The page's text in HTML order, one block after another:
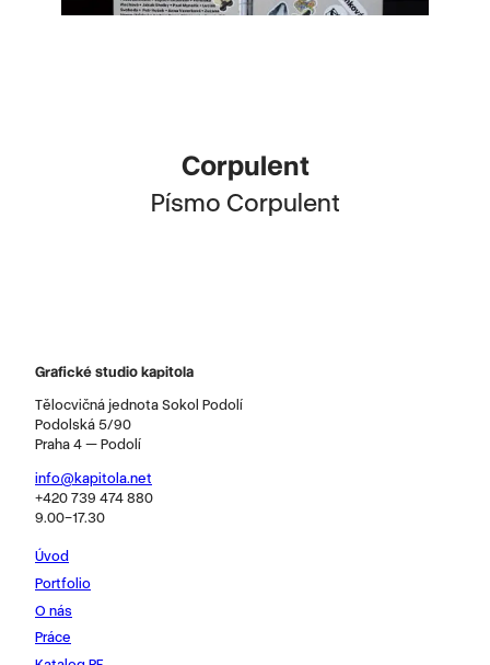
Corpulent
Písmo Corpulent
Grafické studio kapitola
Tělocvičná jednota Sokol Podolí
Podolská 5/90
Praha 4 — Podolí
info@kapitola.net
+420 739 474 880
9.00–17.30
Úvod
Portfolio
O nás
Práce